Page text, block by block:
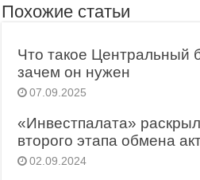
Похожие статьи
Что такое Центральный
зачем он нужен
07.09.2025
«Инвестпалата»
второго этапа обмена
02.09.2024